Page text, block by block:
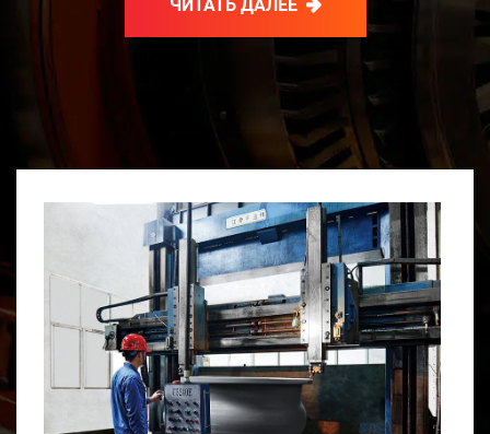
ЧИТАТЬ ДАЛЕЕ